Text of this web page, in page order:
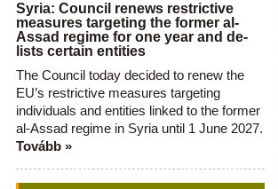
Syria: Council renews restrictive
measures targeting the former al-
Assad regime for one year and de-
lists certain entities
The Council today decided to renew the
EU’s restrictive measures targeting
individuals and entities linked to the former
al-Assad regime in Syria until 1 June 2027.
Tovább »